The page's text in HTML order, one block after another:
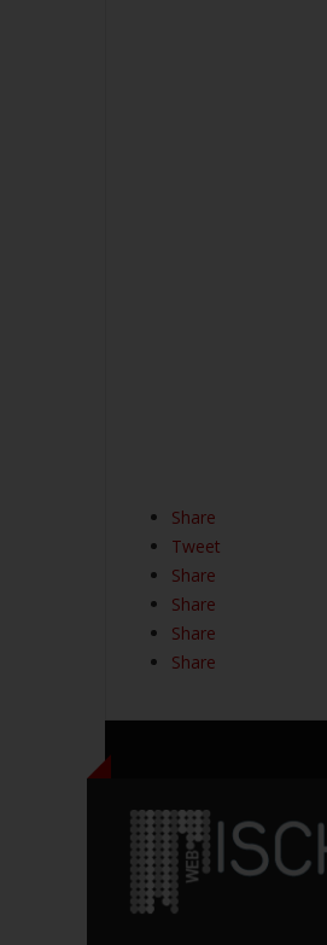
Share
Tweet
Share
Share
Share
Share